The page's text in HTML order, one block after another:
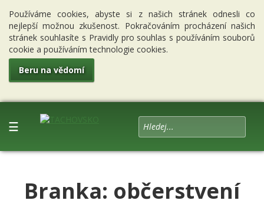
Používáme cookies, abyste si z našich stránek odnesli co
nejlepší možnou zkušenost. Pokračováním procházení našich
stránek souhlasíte s Pravidly pro souhlas s používáním souborů
cookie a používáním technologie cookies.
Beru na vědomí
☰
Branka: občerstvení